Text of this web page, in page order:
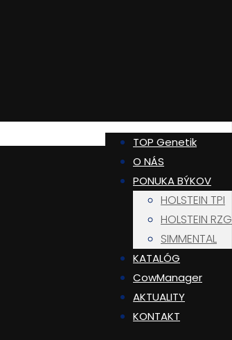
TOP Genetik
O NÁS
PONUKA BÝKOV
HOLSTEIN TPI
HOLSTEIN RZG
SIMMENTAL
KATALÓG
CowManager
AKTUALITY
KONTAKT